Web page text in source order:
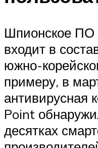
Шпионское ПО
входит в
южно-
примеру, в
антивирусная
Point
десятках